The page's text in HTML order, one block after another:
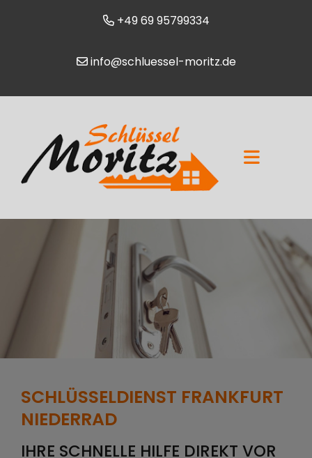
+49 69 95799334
info@schluessel-moritz.de
SCHLÜSSELDIENST FRANKFURT
NIEDERRAD
IHRE SCHNELLE HILFE DIREKT VOR